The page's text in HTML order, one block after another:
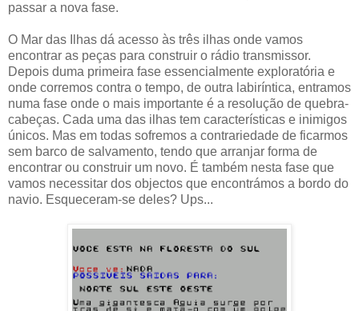
passar a nova fase.
O Mar das Ilhas dá acesso às três ilhas onde vamos
encontrar as peças para construir o rádio transmissor.
Depois duma primeira fase essencialmente exploratória e
onde corremos contra o tempo, de outra labiríntica, entramos
numa fase onde o mais importante é a resolução de quebra-
cabeças. Cada uma das ilhas tem características e inimigos
únicos. Mas em todas sofremos a contrariedade de ficarmos
sem barco de salvamento, tendo que arranjar forma de
encontrar ou construir um novo. É também nesta fase que
vamos necessitar dos objectos que encontrámos a bordo do
navio. Esqueceram-se deles? Ups...